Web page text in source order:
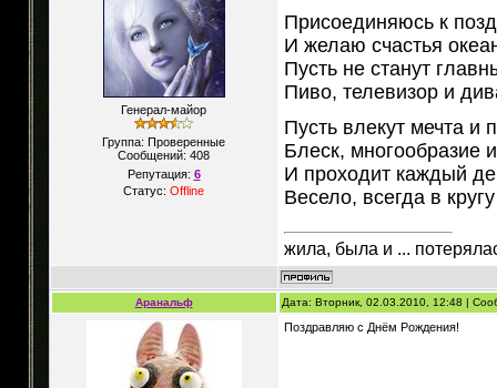
Генерал-майор
Группа: Проверенные
Сообщений: 408
Репутация: 6
Статус: Offline
Присоединяюсь к
И желаю счастья
Пусть не станут
Пиво, телевизор и
Пусть влекут мечта и
Блеск, многообразие
И проходит каждый
Весело, всегда в
жила, была и ...
Аранальф Дата: Вторник, 02.03.2010, 12:48 |
Поздравляю с Днём Рождения!